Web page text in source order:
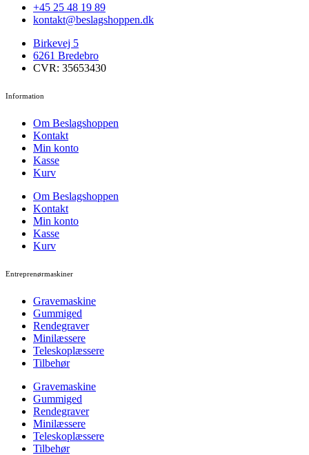
+45 25 48 19 89
kontakt@beslagshoppen.dk
Birkevej 5
6261 Bredebro
CVR: 35653430
Information
Om Beslagshoppen
Kontakt
Min konto
Kasse
Kurv
Om Beslagshoppen
Kontakt
Min konto
Kasse
Kurv
Entreprenørmaskiner
Gravemaskine
Gummiged
Rendegraver
Minilæssere
Teleskoplæssere
Tilbehør
Gravemaskine
Gummiged
Rendegraver
Minilæssere
Teleskoplæssere
Tilbehør